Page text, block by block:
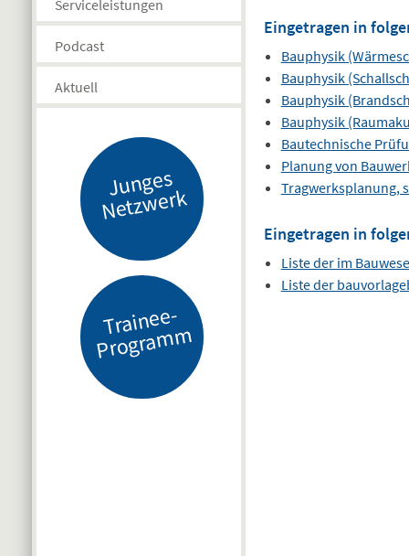
Serviceleistungen
Podcast
Aktuell
J
u
n
g
es
N
etz
w
er
k
Tr
ai
n
e
e-
Pr
o
gr
a
m
m
Eingetragen in
Bauphysik
Bauphysik
Bauphysik
Bauphysik
Bautechnische
Planung von
Tragwerksplanung,
Eingetragen in
Liste der im
Liste der